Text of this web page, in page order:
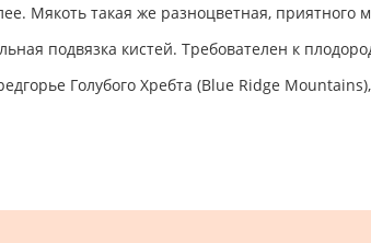
Мякоть такая же разноцветная, приятного
подвязка кистей. Требователен к
Голубого Хребта (Blue Ridge